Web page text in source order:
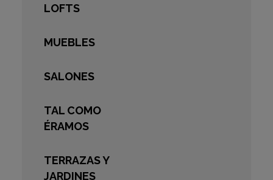
LOFTS
MUEBLES
SALONES
TAL COMO
ÉRAMOS
TERRAZAS Y
JARDINES